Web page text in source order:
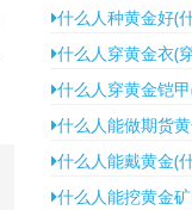
什么人种黄金好(
什么人穿黄金衣(
什么人穿黄金铠
什么人能做期货
什么人能戴黄金(
什么人能挖黄金